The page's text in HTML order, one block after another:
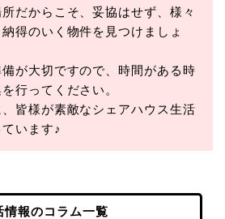
だからこそ、妥協はせず、様々
得のいく物件を見つけましょ
が大切ですので、時間がある時
行ってください。
皆様が素敵なシェアハウス生活
います♪
情報のコラム一覧